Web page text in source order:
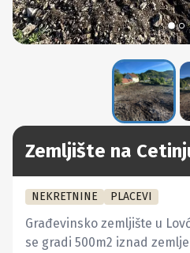
Zemljište na
NEKRETNINE PLACEVI
Građevinsko zemljište u
se gradi 500m2 iznad